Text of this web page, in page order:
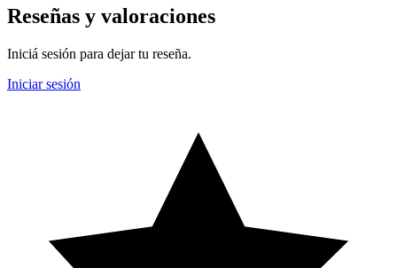
Reseñas y valoraciones
Iniciá sesión para dejar tu reseña.
Iniciar sesión